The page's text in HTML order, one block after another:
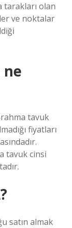
tarakları olan
ve noktalar
tavuk
fiyatları
tavuk cinsi
satın almak